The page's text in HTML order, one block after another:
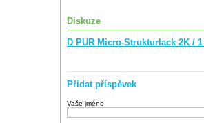
Diskuze
D PUR Micro-Strukturlack 2K /
Přidat příspěvek
Vaše jméno